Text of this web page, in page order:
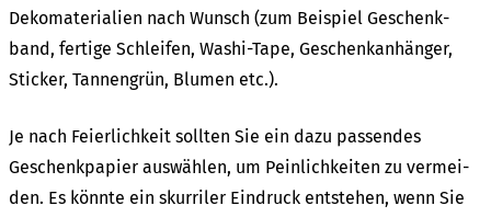
Deko­ma­te­ria­li­en nach Wunsch (zum Beispiel Geschenk­
band, ferti­ge Schlei­fen, Washi-Tape, Geschenk­an­hän­ger,
Sticker, Tannen­grün, Blumen etc.).
Je nach Feier­lich­keit soll­ten Sie ein dazu passen­des
Geschenk­pa­pier auswäh­len, um Pein­lich­kei­ten zu vermei­
den. Es könn­te ein skur­ri­ler Eindruck entste­hen, wenn Sie